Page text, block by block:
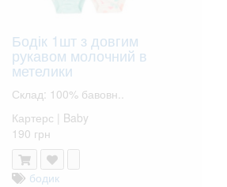
Бодік 1шт з довгим
рукавом молочний в
метелики
Склад: 100% бавовн..
Картерс | Baby
190 грн
бодик